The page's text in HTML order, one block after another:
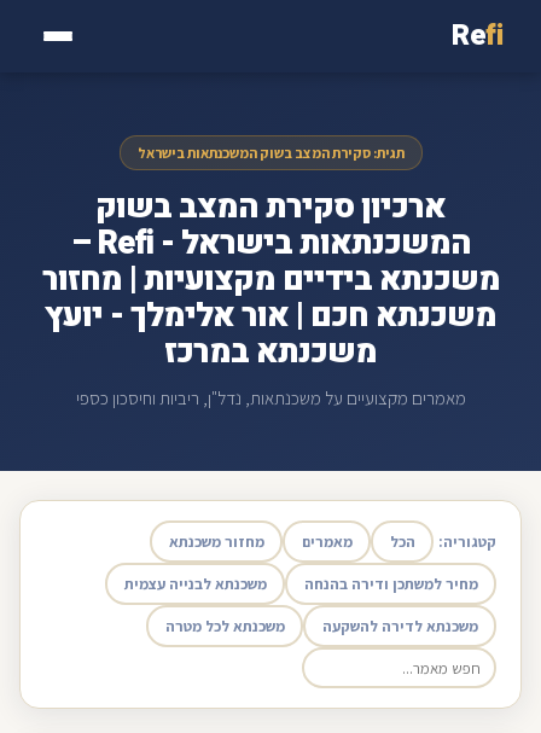
Refi
תגית: סקירת המצב בשוק המשכנתאות בישראל
ארכיון סקירת המצב בשוק
המשכנתאות בישראל - Refi –
משכנתא בידיים מקצועיות | מחזור
משכנתא חכם | אור אלימלך - יועץ
משכנתא במרכז
מאמרים מקצועיים על משכנתאות, נדל"ן, ריביות וחיסכון כספי
קטגוריה: הכל מאמרים מחזור משכנתא
מחיר למשתכן ודירה בהנחה משכנתא לבנייה עצמית
משכנתא לדירה להשקעה משכנתא לכל מטרה